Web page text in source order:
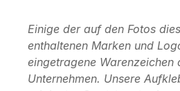
Einige der auf den Fotos
enthaltenen Marken und
eingetragene Warenzeichen
Unternehmen. Unsere